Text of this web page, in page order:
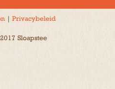
| Privacybeleid
Sloapstee